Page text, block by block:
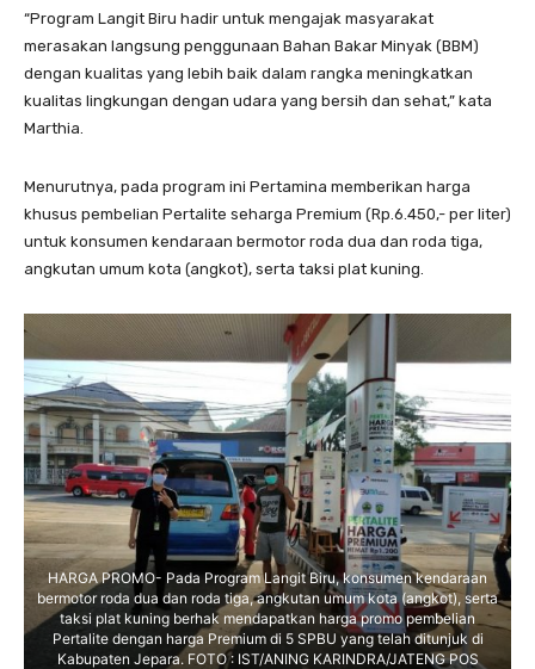
“Program Langit Biru hadir untuk mengajak masyarakat
merasakan langsung penggunaan Bahan Bakar Minyak (BBM)
dengan kualitas yang lebih baik dalam rangka meningkatkan
kualitas lingkungan dengan udara yang bersih dan sehat,” kata
Marthia.
Menurutnya, pada program ini Pertamina memberikan harga
khusus pembelian Pertalite seharga Premium (Rp.6.450,- per liter)
untuk konsumen kendaraan bermotor roda dua dan roda tiga,
angkutan umum kota (angkot), serta taksi plat kuning.
HARGA PROMO- Pada Program Langit Biru, konsumen kendaraan
bermotor roda dua dan roda tiga, angkutan umum kota (angkot), serta
taksi plat kuning berhak mendapatkan harga promo pembelian
Pertalite dengan harga Premium di 5 SPBU yang telah ditunjuk di
Kabupaten Jepara. FOTO : IST/ANING KARINDRA/JATENG POS